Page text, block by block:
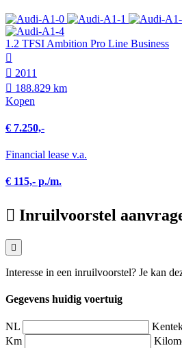
1.2 TFSI Ambition Pro Line Business
2011
188.829 km
Kopen
€ 7.250,-
Financial lease v.a.
€ 115,- p./m.
Inruilvoorstel
Interesse in een inruilvoorstel? Je kan
Gegevens huidig voertuig
NL
Km